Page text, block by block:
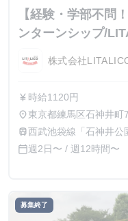
【経験・学部不問
ンターンシップ/
株式会社
currency_yen 時給1120円
place東京都練馬区石神井
train西武池袋線「石神井公
calendar_today週2日〜 / 週12時間〜
募集終了